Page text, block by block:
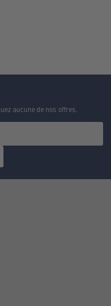
aucune de nos offres.